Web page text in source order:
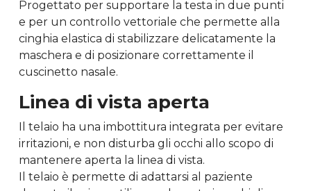
Progettato per supportare la testa in due punti
e per un controllo vettoriale che permette alla
cinghia elastica di stabilizzare delicatamente la
maschera e di posizionare correttamente il
cuscinetto nasale.
Linea di vista aperta
Il telaio ha una imbottitura integrata per evitare
irritazioni, e non disturba gli occhi allo scopo di
mantenere aperta la linea di vista.
Il telaio è permette di adattarsi al paziente